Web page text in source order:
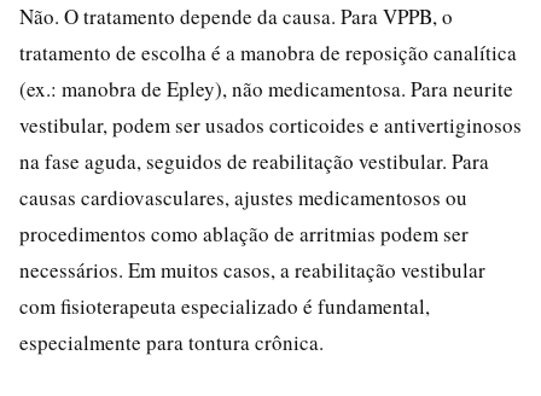
Não. O tratamento depende da causa. Para VPPB, o
tratamento de escolha é a manobra de reposição canalítica
(ex.: manobra de Epley), não medicamentosa. Para neurite
vestibular, podem ser usados corticoides e antivertiginosos
na fase aguda, seguidos de reabilitação vestibular. Para
causas cardiovasculares, ajustes medicamentosos ou
procedimentos como ablação de arritmias podem ser
necessários. Em muitos casos, a reabilitação vestibular
com fisioterapeuta especializado é fundamental,
especialmente para tontura crônica.